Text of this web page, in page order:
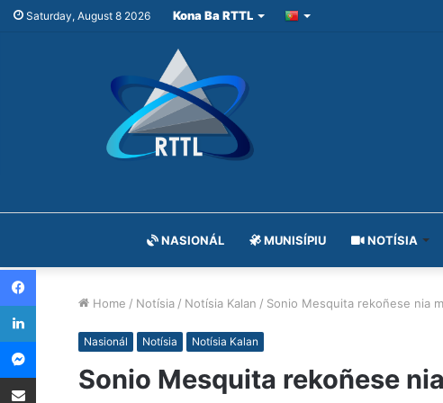
Saturday, August 8 2026 Kona Ba RTTL
NASIONÁL MUNISÍPIU NOTÍSIA
Home / Notísia / Notísia Kalan / Sonio Mesquita rekoñese nia
Nasionál Notísia Notísia Kalan
Sonio Mesquita rekoñese
Facebook
LinkedIn
Messenger